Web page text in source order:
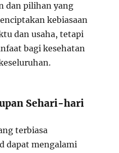
dan pilihan yang
kebiasaan
dan usaha, tetapi
bagi kesehatan
Sehari-hari
terbiasa
dapat mengalami